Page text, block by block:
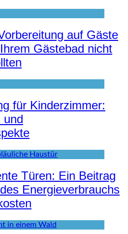
auf Gäste
Gästebad nicht
für Kinderzimmer:
und
Türen: Ein Beitrag
Energieverbrauchs